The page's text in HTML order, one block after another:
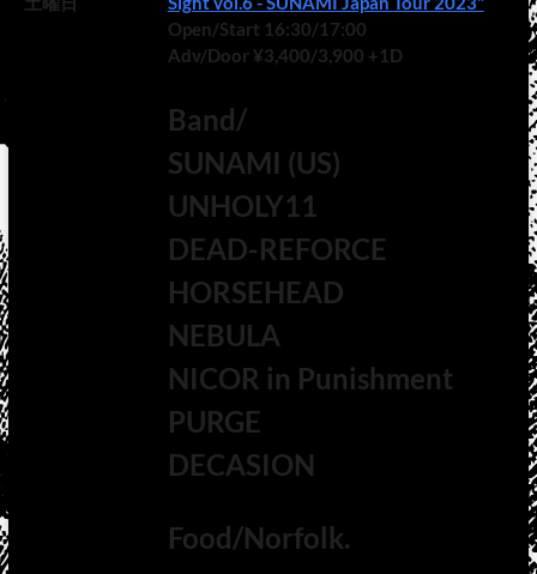
Open/Start 16:30/17:00
Adv/Door ¥3,400/3,900 +1D
Band/
SUNAMI (US)
UNHOLY11
DEAD-REFORCE
HORSEHEAD
NEBULA
NICOR in Punishment
PURGE
DECASION
Food/Norfolk.